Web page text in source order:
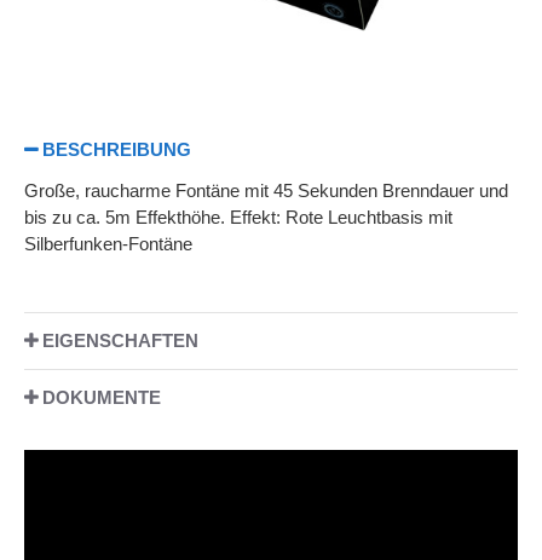
BESCHREIBUNG
Große, raucharme Fontäne mit 45 Sekunden Brenndauer und
bis zu ca. 5m Effekthöhe. Effekt: Rote Leuchtbasis mit
Silberfunken-Fontäne
EIGENSCHAFTEN
DOKUMENTE